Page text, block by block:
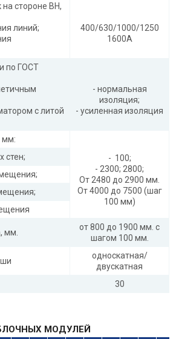
стороне ВН,
линий;
400/630/1000/1250
1600А
по ГОСТ
с литой
- нормальная
изоляция;
- усиленная изоляция
мм:
- 100;
- 2300; 2800;
От 2480 до 2900 мм.
От 4000 до 7500 (шаг
100 мм)
стен;
мм.
от 800 до 1900 мм. с
шагом 100 мм.
односкатная/
двускатная
30
МОДУЛЕЙ